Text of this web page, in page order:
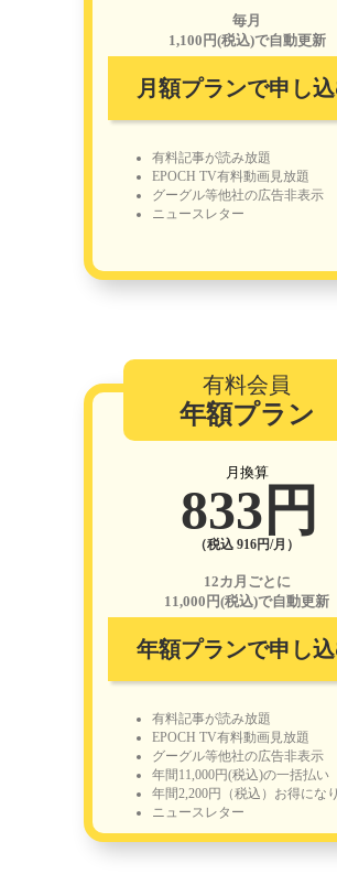
毎月
1,100円(税込)で自動更新
月額プランで申し
有料記事が読み放題
EPOCH TV有料動画見放題
グーグル等他社の広告非表示
ニュースレター
有料会員
年額プラン
月換算
833円
（税込 916円/月）
12カ月ごとに
11,000円(税込)で自動更新
年額プランで申し
有料記事が読み放題
EPOCH TV有料動画見放題
グーグル等他社の広告非表示
年間11,000円(税込)の一括払い
年間2,200円（税込）お得にな
ニュースレター